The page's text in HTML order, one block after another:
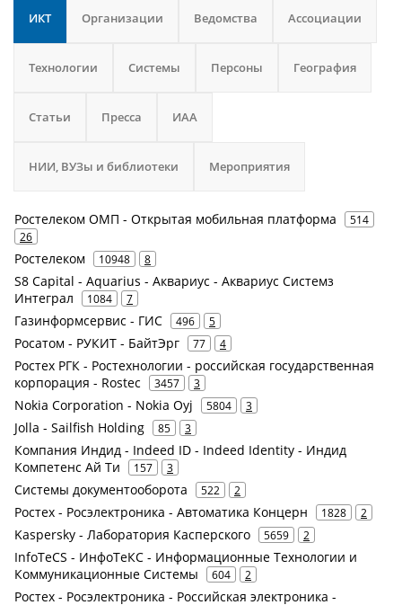
ИКТ Организации Ведомства Ассоциации
Технологии Системы Персоны География
Статьи Пресса ИАА
НИИ, ВУЗы и библиотеки Мероприятия
Ростелеком ОМП - Открытая мобильная платформа
514
26
Ростелеком 10948 8
S8 Capital - Aquarius - Аквариус - Аквариус Системз
Интеграл
1084 7
Газинформсервис - ГИС 496 5
Росатом - РУКИТ - БайтЭрг 77 4
Ростех РГК - Ростехнологии - российская государственная
корпорация - Rostec
3457 3
Nokia Corporation - Nokia Oyj 5804 3
Jolla - Sailfish Holding 85 3
Компания Индид - Indeed ID - Indeed Identity - Индид
Компетенс Ай Ти
157 3
Системы документооборота 522 2
Ростех - Росэлектроника - Автоматика Концерн 1828 2
Kaspersky - Лаборатория Касперского 5659 2
InfoTeCS - ИнфоТеКС - Информационные Технологии и
Коммуникационные Системы
604 2
Ростех - Росэлектроника - Российская электроника -